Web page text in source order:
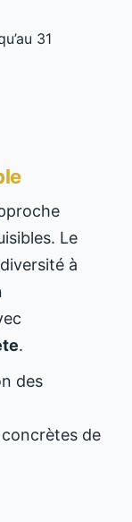
31
Le
à
.
des
de